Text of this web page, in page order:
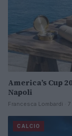
America’s Cup
Napoli
Francesca Lombardi ·
CALCIO